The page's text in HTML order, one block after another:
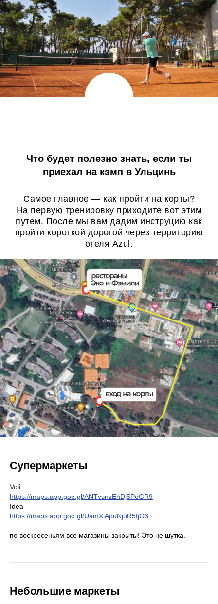
Что будет полезно знать, если ты
приехал на кэмп в Ульцинь
Самое главное — как пройти на корты?
На первую тренировку приходите вот этим
путем. После мы вам дадим инструцию как
пройти короткой дорогой через территорию
отеля Azul.
Супермаркеты
Voli
https://maps.app.goo.gl/ANTvsnzEhDj5PeGR9
Idea
https://maps.app.goo.gl/UamXiApuNjuR5fjG6
по воскресеньям все магазины закрыты! Это не шутка.
Небольшие маркеты